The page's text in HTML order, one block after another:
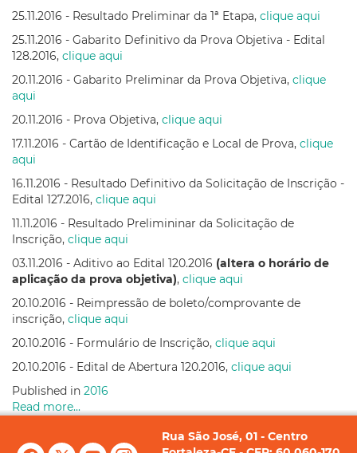
25.11.2016 - Resultado Preliminar da 1ª Etapa, clique aqui
25.11.2016 - Gabarito Definitivo da Prova Objetiva - Edital
128.2016, clique aqui
20.11.2016 - Gabarito Preliminar da Prova Objetiva, clique
aqui
20.11.2016 - Prova Objetiva, clique aqui
17.11.2016 - Cartão de Identificação e Local de Prova, clique
aqui
16.11.2016 - Resultado Definitivo da Solicitação de Inscrição -
Edital 127.2016, clique aqui
11.11.2016 - Resultado Prelimininar da Solicitação de
Inscrição, clique aqui
03.11.2016 - Aditivo ao Edital 120.2016 (altera o horário de
aplicação da prova objetiva), clique aqui
20.10.2016 - Reimpressão de boleto/comprovante de
inscrição, clique aqui
20.10.2016 - Formulário de Inscrição, clique aqui
20.10.2016 - Edital de Abertura 120.2016, clique aqui
Published in 2016
Read more...
Rua São José, 01 - Centro